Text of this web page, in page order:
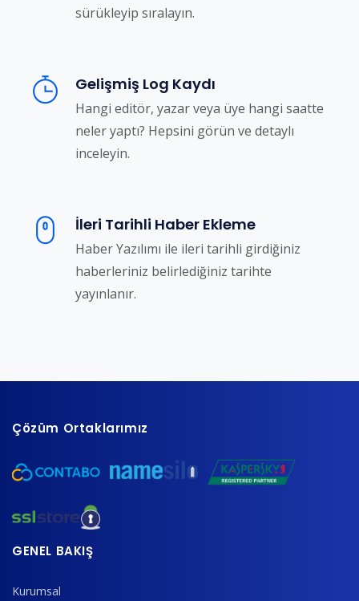
sürükleyip sıralayın.
Gelişmiş Log Kaydı
Hangi editör, yazar veya üye hangi saatte
neler yaptı? Hepsini görün ve detaylı
inceleyin.
İleri Tarihli Haber Ekleme
Haber Yazılımı ile ileri tarihli girdiğiniz
haberleriniz belirlediğiniz tarihte
yayınlanır.
Çözüm Ortaklarımız
GENEL BAKIŞ
Kurumsal